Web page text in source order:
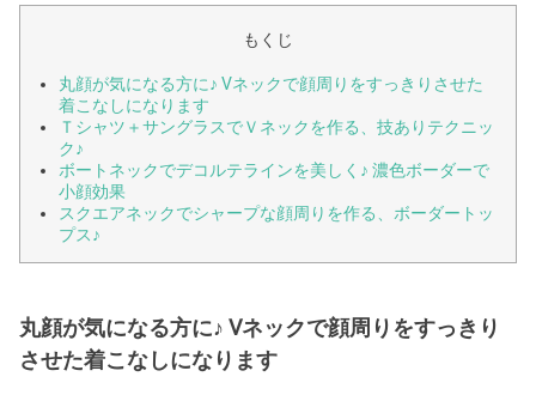
もくじ
丸顔が気になる方に♪ Vネックで顔周りをすっきりさせた
着こなしになります
Ｔシャツ＋サングラスでＶネックを作る、技ありテクニッ
ク♪
ボートネックでデコルテラインを美しく♪ 濃色ボーダーで
小顔効果
スクエアネックでシャープな顔周りを作る、ボーダートッ
プス♪
丸顔が気になる方に♪ Vネックで顔周りをすっきり
させた着こなしになります